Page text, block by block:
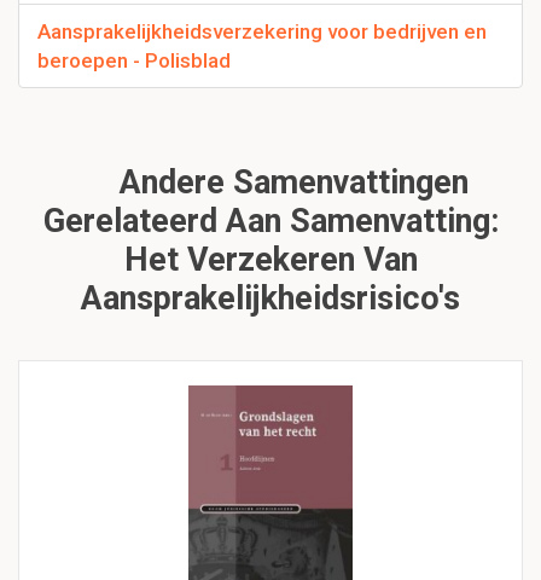
Aansprakelijkheidsverzekering voor bedrijven en
beroepen - Polisblad
Andere Samenvattingen
Gerelateerd Aan Samenvatting:
Het Verzekeren Van
Aansprakelijkheidsrisico's